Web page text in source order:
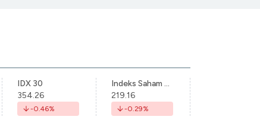
IDX 30
354.26
-0.46%
Indeks Saham Syariah Indonesia
219.16
-0.29%